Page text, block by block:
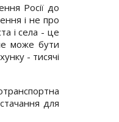
Росії до
і не про
і села - це
може бути
- тисячі
для